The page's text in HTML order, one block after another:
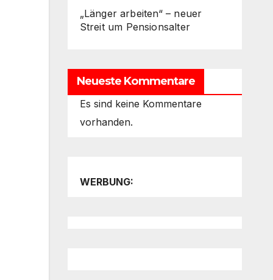
„Länger arbeiten“ – neuer
Streit um Pensionsalter
Neueste Kommentare
Es sind keine Kommentare
vorhanden.
WERBUNG: